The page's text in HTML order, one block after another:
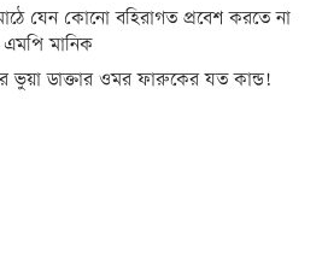
যেন কোনো বহিরাগত প্রবেশ করতে না
মানিক
ভুয়া ডাক্তার ওমর ফারুকের যত কান্ড!